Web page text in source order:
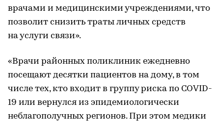
врачами и медицинскими учреждениями, что
позволит снизить траты личных средств
на услуги связи».
«Врачи районных поликлиник ежедневно
посещают десятки пациентов на дому, в том
числе тех, кто входит в группу риска по COVID-
19 или вернулся из эпидемиологически
неблагополучных регионов. При этом медики